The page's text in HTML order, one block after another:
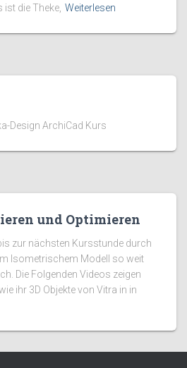
ist die Theke, Weiterlesen
Design ArchiCad Kurs
und Optimieren
zur nächsten Kursstunde durch
Isometrischem Modell so weit
Die Folgenden Videos zeigen
ihr 3D Objekte von Vitra in in